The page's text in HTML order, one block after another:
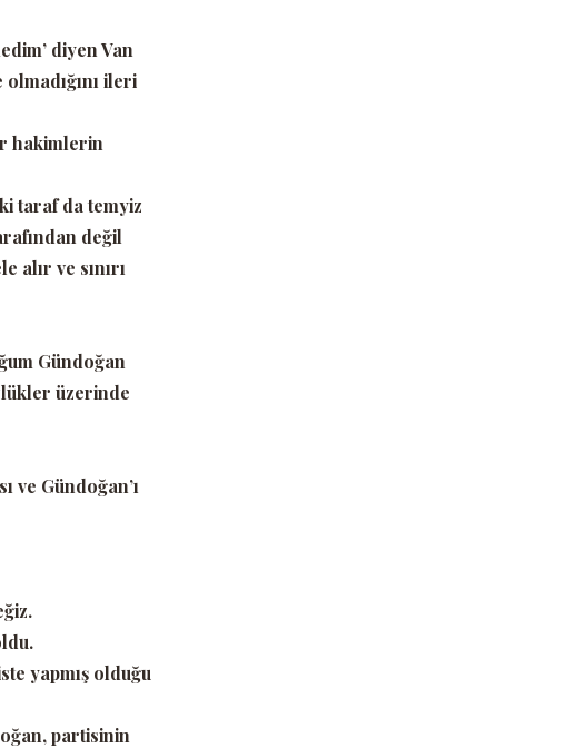
diyen Van
ileri
hakimlerin
taraf da temyiz
değil
alır ve sınırı
Gündoğan
üzerinde
ve Gündoğan’ı
yapmış olduğu
partisinin